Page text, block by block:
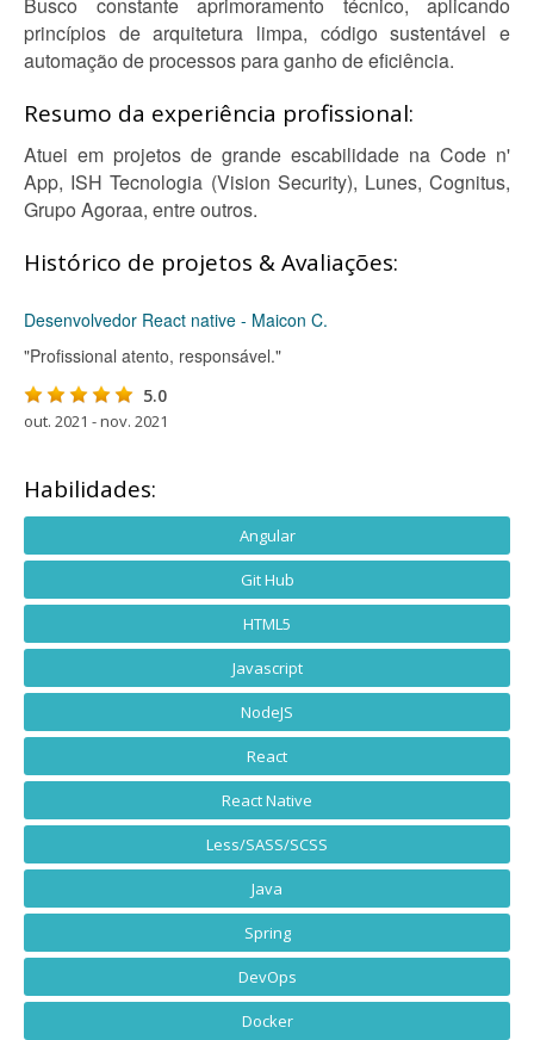
princípios de arquitetura limpa, código sustentável e
automação de processos para ganho de eficiência.
Resumo da experiência profissional:
Atuei em projetos de grande escabilidade na Code n'
App, ISH Tecnologia (Vision Security), Lunes, Cognitus,
Grupo Agoraa, entre outros.
Histórico de projetos & Avaliações:
Desenvolvedor React native - Maicon C.
"Profissional atento, responsável."
5.0
out. 2021 - nov. 2021
Habilidades:
Angular
Git Hub
HTML5
Javascript
NodeJS
React
React Native
Less/SASS/SCSS
Java
Spring
DevOps
Docker